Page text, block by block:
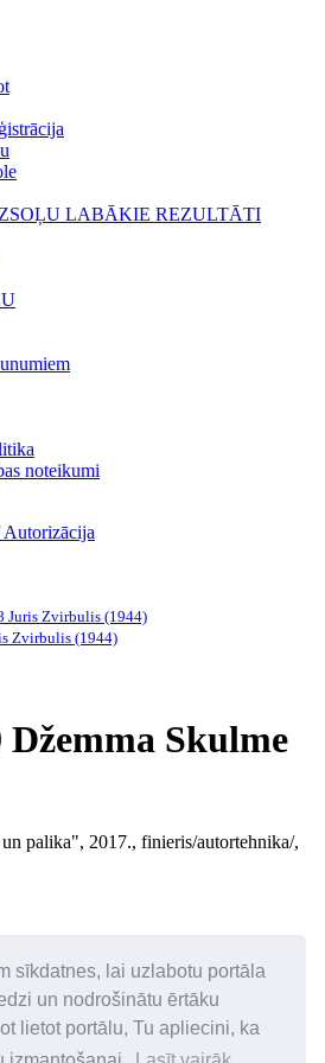
sīkdatnes, lai uzlabotu portāla
un nodrošinātu ērtāku
lietot portālu, Tu apliecini, ka
LABĀKIE REZULTĀTI
noteikumi
Autorizācija
Juris Zvirbulis (1944)
Zvirbulis (1944)
Skulme
un palika", 2017., finieris/autortehnika/,